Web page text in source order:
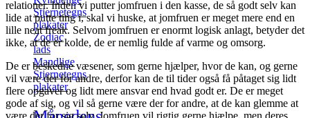
Stjernetegns
plakater
Zodiac
lads
Mandlige
Stjernetegns
plakater
relationer. Inden vi putter jomfruen i den kasse, de så godt selv kan
lide at putte ting i, skal vi huske, at jomfruen er meget mere end en
lille neat freak. Selvom jomfruen er enormt logisk anlagt, betyder det
ikke, at de er kolde, de er nemlig fulde af varme og omsorg.
De er beskedne væsener, som gerne hjælper, hvor de kan, og gerne
vil være der for andre, derfor kan de til tider også få påtaget sig lidt
flere opgaver og lidt mere ansvar end hvad godt er. De er meget
gode af sig, og vil så gerne være der for andre, at de kan glemme at